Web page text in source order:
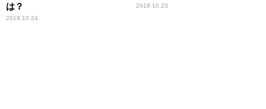
は？
2019.10.24
2019.10.23